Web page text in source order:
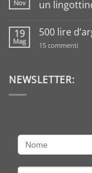
Nov
un
su
per
oro?
Scegli
19
Mag
500 lire
15 commenti
NEWSLETTER: